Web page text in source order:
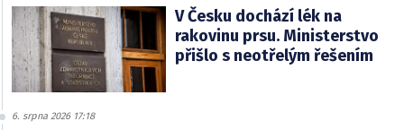
V Česku dochází lék na
rakovinu prsu. Ministerstvo
přišlo s neotřelým řešením
6. srpna 2026 17:18